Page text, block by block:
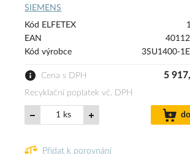
SIEMENS
Kód ELFETEX
EAN
Kód výrobce
3SU1400-
Cena s DPH 5
Recyklační poplatek vč. DPH
ks
Přidat k porovnání